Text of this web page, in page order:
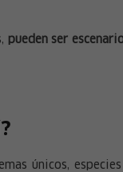
pueden ser
únicos,